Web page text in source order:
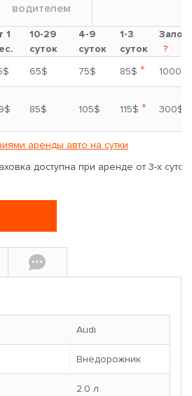
водителем
1
10-29
суток
4-9
суток
1-3
суток
Залог
?
65$ 75$ 85$ *
1000$
85$ 105$ 115$ * 300$
аренды авто на сутки
доступна при аренде от 3-х суток
Audi
Внедорожник
2.0 л